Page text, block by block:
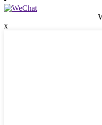
x